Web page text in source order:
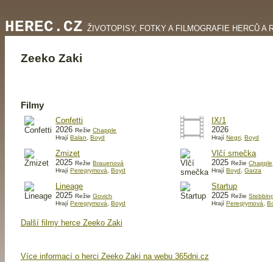
HEREC.CZ ŽIVOTOPISY, FOTKY A FILMOGRAFIE HERCŮ A
Zeeko Zaki
Filmy
Confetti
2026RežieChapple
HrajíBalan ,Boyd
IX/1
2026
HrajíNegri ,Boyd
Zmizet
2025RežieBrauenová
HrajíPeregrymová ,Boyd
Vlčí smečka
2025RežieChapple
HrajíBoyd ,Garza
Lineage
2025RežieGovich
HrajíPeregrymová ,Boyd
Startup
2025Režie
HrajíPeregrymová ,
Další filmy herce Zeeko Zaki
Více informací o herci Zeeko Zaki na webu 365dni.cz